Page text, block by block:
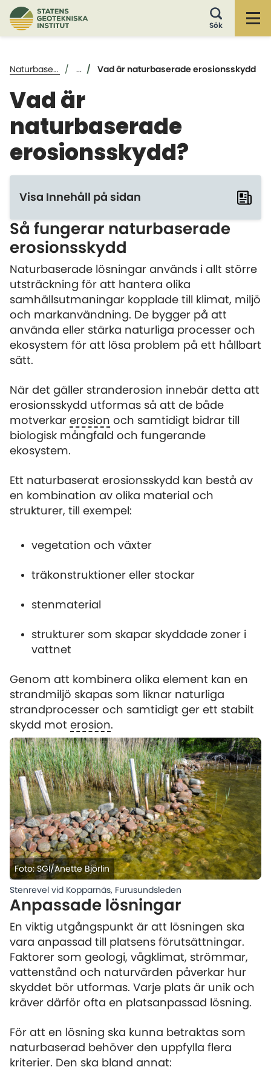
Sök
Naturbaserade erosionsskydd i farleder ... Vad är naturbaserade erosionsskydd
Vad är
naturbaserade
erosionsskydd?
Visa Innehåll på sidan
Så fungerar naturbaserade
erosionsskydd
Naturbaserade lösningar används i allt större
utsträckning för att hantera olika
samhällsutmaningar kopplade till klimat, miljö
och markanvändning. De bygger på att
använda eller stärka naturliga processer och
ekosystem för att lösa problem på ett hållbart
sätt.
När det gäller stranderosion innebär detta att
erosionsskydd utformas så att de både
motverkar erosion och samtidigt bidrar till
biologisk mångfald och fungerande
ekosystem.
Ett naturbaserat erosionsskydd kan bestå av
en kombination av olika material och
strukturer, till exempel:
vegetation och växter
träkonstruktioner eller stockar
stenmaterial
strukturer som skapar skyddade zoner i
vattnet
Genom att kombinera olika element kan en
strandmiljö skapas som liknar naturliga
strandprocesser och samtidigt ger ett stabilt
skydd mot erosion.
Stenrevel vid Kopparnäs, Furusundsleden
Foto: SGI/Anette Björlin
Anpassade lösningar
En viktig utgångspunkt är att lösningen ska
vara anpassad till platsens förutsättningar.
Faktorer som geologi, vågklimat, strömmar,
vattenstånd och naturvärden påverkar hur
skyddet bör utformas. Varje plats är unik och
kräver därför ofta en platsanpassad lösning.
För att en lösning ska kunna betraktas som
naturbaserad behöver den uppfylla flera
kriterier. Den ska bland annat: